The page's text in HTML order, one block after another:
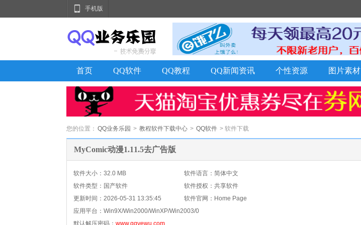
手机版
首页 QQ软件 QQ教程 QQ新闻资讯 个性资源 图片素材
您的位置： QQ业务乐园 > 教程软件下载中心 > QQ软件 > 软件下载
MyComic动漫1.11.5去广告版
软件大小：32.0 MB
软件语言：简体中文
软件类型：国产软件
软件授权：共享软件
更新时间： 2026-05-31 13:35:45
软件官网：Home Page
应用平台： Win9X/Win2000/WinXP/Win2003/0
默认解压密码： www.qqyewu.com